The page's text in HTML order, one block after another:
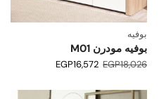
بوفيه
بوفيه مودرن M01
EGP18,026
EGP16,572